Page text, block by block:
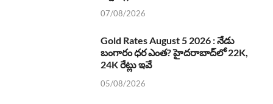
07/08/2026
Gold Rates August 5 2026 : నేడు
బంగారం ధర ఎంత? హైదరాబాద్‌లో 22K,
24K రేట్లు ఇవే
05/08/2026